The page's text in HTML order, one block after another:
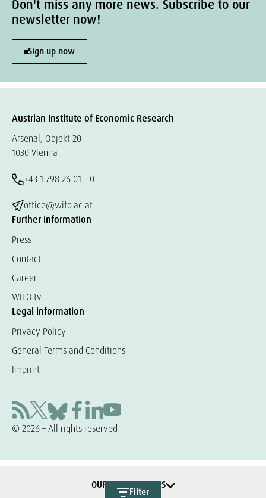
Filter
Don't miss any more news. Subscribe to our
newsletter now!
Sign up now
Austrian Institute of Economic Research
Arsenal, Objekt 20
1030 Vienna
+43 1 798 26 01 – 0
office@wifo.ac.at
Further information
Press
Contact
Career
WIFO.tv
Legal information
Privacy Policy
General Terms and Conditions
Imprint
© 2026 – All rights reserved
OUR COOPERATIONS